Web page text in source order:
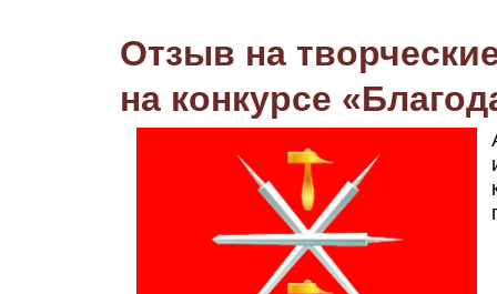
Отзыв на
на конкурсе